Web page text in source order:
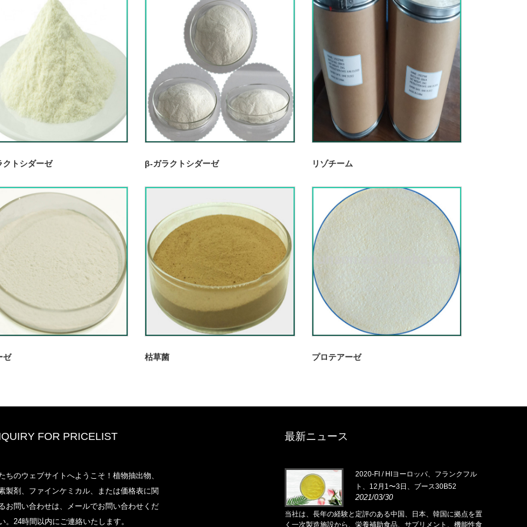
クトシダーゼ β-ガラクトシダーゼ リゾチーム
ゼ 枯草菌 プロテアーゼ
FOR PRICELIST
ちのウェブサイトへようこそ！植物抽出物、
製剤、ファインケミカル、または価格表に関
お問い合わせは、メールでお問い合わせくだ
。24時間以内にご連絡いたします。
最新ニュース
13〜15日、ブース18L33
2021/03/30
く一次製造施設から、栄養補助食品、サプリメント、機能性食
2020-FI / HIヨーロッパ、フランクフル
ト、12月1〜3日、ブース30B52
2021/03/30
当社は、長年の経験と定評のある中国、日本、韓国に拠点を置
く一次製造施設から、栄養補助食品、サプリメント、機能性食